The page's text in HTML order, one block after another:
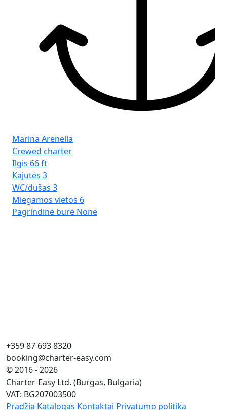
Marina Arenella
Crewed charter
Ilgis 66 ft
Kajutės 3
WC/dušas 3
Miegamos vietos 6
Pagrindinė burė None
+359 87 693 8320
booking@charter-easy.com
© 2016 - 2026
Charter-Easy Ltd. (Burgas, Bulgaria)
VAT: BG207003500
Pradžia Katalogas Kontaktai Privatumo politika